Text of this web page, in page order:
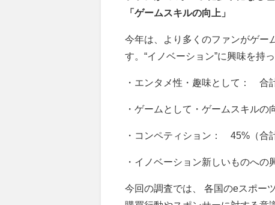
「ゲームスキルの向上」
今年は、より多くのファンがゲー
す。“イノベーション”に興味を持
・エンタメ性・趣味として： 合
・ゲームとして・ゲームスキル
・コンペティション： 45%（合
・イノベーション新しいものへ
今回の調査では、 各国のeスポー